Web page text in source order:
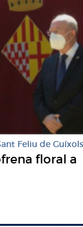
Feliu de Guíxols
floral a